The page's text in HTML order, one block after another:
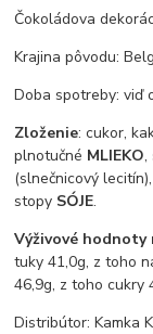
Čokoládova
Krajina pôvodu:
Doba spotreby: viď
Zloženie: cukor,
plnotučné MLIEKO,
(slnečnicový
stopy SÓJE.
Výživové hodnoty
tuky 41,0g, z toho
46,9g, z toho cukry
Distribútor: Kamka